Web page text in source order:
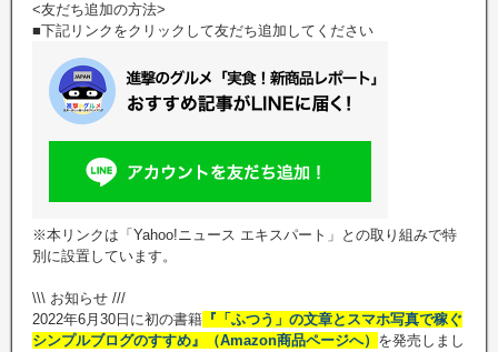
<友だち追加の方法>
■下記リンクをクリックして友だち追加してください
※本リンクは「Yahoo!ニュース エキスパート」との取り組みで特
別に設置しています。
\\\ お知らせ ///
2022年6月30日に初の書籍 『「ふつう」の文章とスマホ写真で稼ぐ
シンプルブログのすすめ』（Amazon商品ページへ） を発売しまし